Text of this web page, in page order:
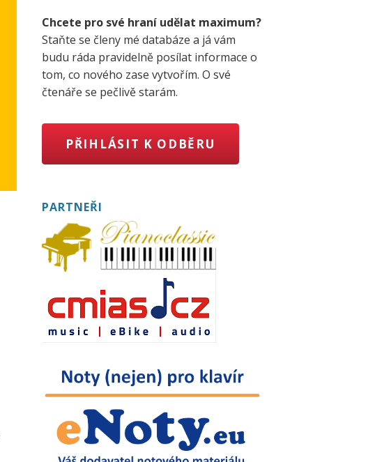
Chcete pro své hraní udělat maximum?
Staňte se členy mé databáze a já vám
budu ráda pravidelně posílat informace o
tom, co nového zase vytvořím. O své
čtenáře se pečlivě starám.
PŘIHLÁSIT K ODBĚRU
PARTNEŘI